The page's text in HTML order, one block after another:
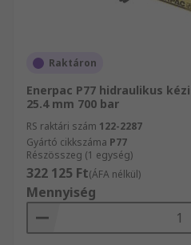
Raktáron
Enerpac P77 hidraulikus
25.4 mm 700 bar
RS raktári szám 122-2287
Gyártó cikkszáma P77
Részösszeg (1 egység)
322 125 Ft(ÁFA nélkül)
Mennyiség